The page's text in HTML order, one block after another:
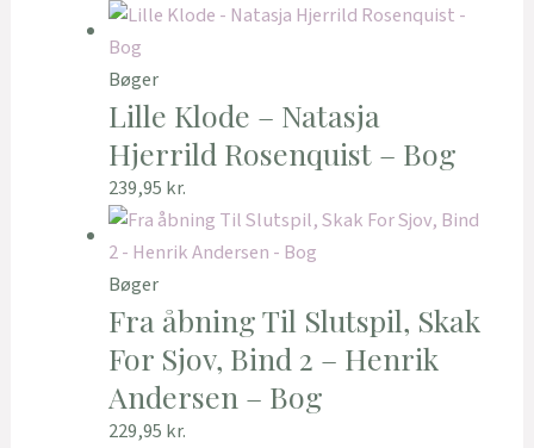
Bøger
Lille Klode – Natasja
Hjerrild Rosenquist – Bog
239,95 kr.
Bøger
Fra åbning Til Slutspil, Skak
For Sjov, Bind 2 – Henrik
Andersen – Bog
229,95 kr.